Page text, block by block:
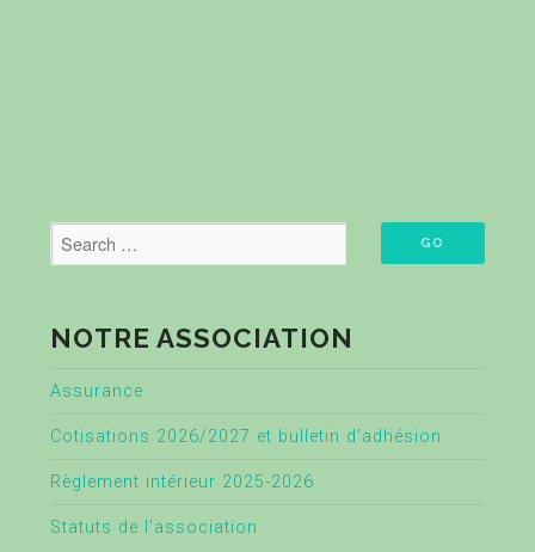
NOTRE ASSOCIATION
Assurance
Cotisations 2026/2027 et bulletin d’adhésion
Règlement intérieur 2025-2026
Statuts de l’association